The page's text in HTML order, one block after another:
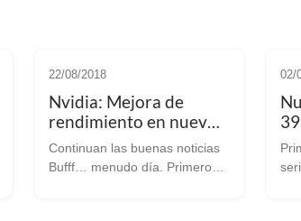
22/08/2018
Nvidia: Mejora de
rendimiento en nuevo
driver y Ray Tracing en
Vulkan.
Continuan las buenas noticias
Bufff… menudo día. Primero
02/
serie. Gracias a